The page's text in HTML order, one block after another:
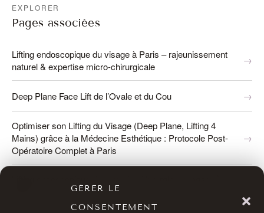
GÉRER LE
CONSENTEMENT
EXPLORER
Pages associées
Lifting endoscopique du visage à Paris – rajeunissement
naturel & expertise micro-chirurgicale
Deep Plane Face Lift de l’Ovale et du Cou
Optimiser son Lifting du Visage (Deep Plane, Lifting 4
Mains) grâce à la Médecine Esthétique : Protocole Post-
Opératoire Complet à Paris